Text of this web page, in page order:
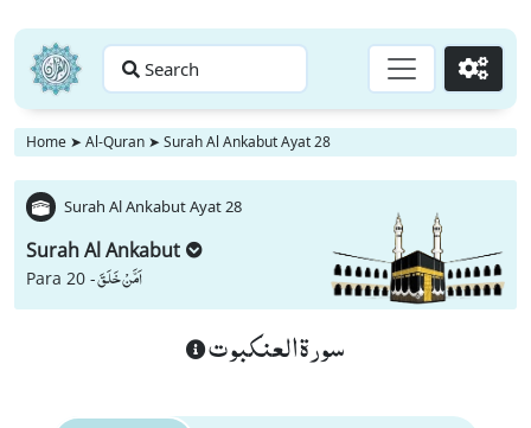
Search Go
Home ➤ Al-Quran ➤ Surah Al Ankabut Ayat 28
Surah Al Ankabut Ayat 28
Surah Al Ankabut
Para 20 -اَمَّنْ خَلَقَ
سورة العنكبوت